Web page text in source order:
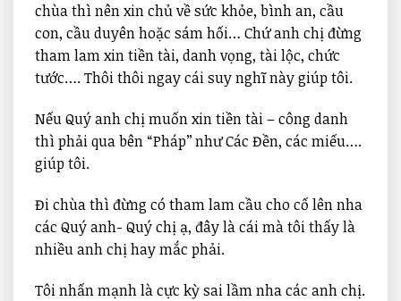
chùa thì nên xin chủ về sức khỏe, bình an, cầu
con, cầu duyên hoặc sám hối… Chứ anh chị đừng
tham lam xin tiền tài, danh vọng, tài lộc, chức
tước…. Thôi thôi ngay cái suy nghĩ này giúp tôi.
Nếu Quý anh chị muốn xin tiền tài – công danh
thì phải qua bên “Pháp’’ như Các Đền, các miếu….
giúp tôi.
Đi chùa thì đừng có tham lam cầu cho cố lên nha
các Quý anh- Quý chị ạ, đây là cái mà tôi thấy là
nhiều anh chị hay mắc phải.
Tôi nhấn mạnh là cực kỳ sai lầm nha các anh chị.